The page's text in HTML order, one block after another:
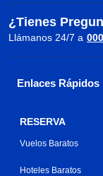
¿Tienes
Llámanos 24/7 a
Enlaces Rápidos
RESERVA
Vuelos Baratos
Hoteles Baratos